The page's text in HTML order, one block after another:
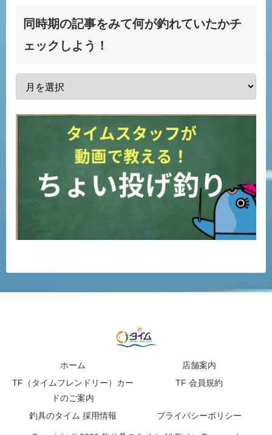
同時期の記事をみて何が釣れていたかチ
ェックしよう！
ホーム
店舗案内
TF（タイムフレンドリー）カー
ドのご案内
TF 会員規約
釣具のタイム 採用情報 プライバシーポリシー